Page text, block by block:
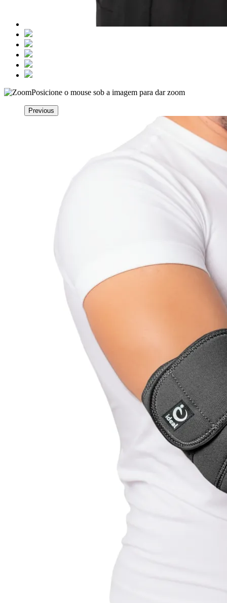
Posicione o mouse sob a imagem para dar zoom
Previous